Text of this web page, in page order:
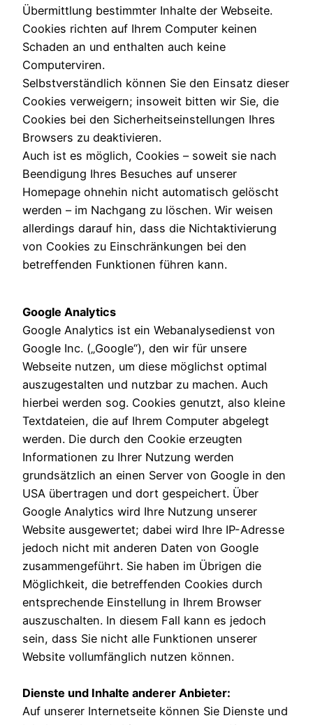
Übermittlung bestimmter Inhalte der Webseite.
Cookies richten auf Ihrem Computer keinen
Schaden an und enthalten auch keine
Computerviren.
Selbstverständlich können Sie den Einsatz dieser
Cookies verweigern; insoweit bitten wir Sie, die
Cookies bei den Sicherheitseinstellungen Ihres
Browsers zu deaktivieren.
Auch ist es möglich, Cookies – soweit sie nach
Beendigung Ihres Besuches auf unserer
Homepage ohnehin nicht automatisch gelöscht
werden – im Nachgang zu löschen. Wir weisen
allerdings darauf hin, dass die Nichtaktivierung
von Cookies zu Einschränkungen bei den
betreffenden Funktionen führen kann.
Google Analytics
Google Analytics ist ein Webanalysedienst von
Google Inc. („Google“), den wir für unsere
Webseite nutzen, um diese möglichst optimal
auszugestalten und nutzbar zu machen. Auch
hierbei werden sog. Cookies genutzt, also kleine
Textdateien, die auf Ihrem Computer abgelegt
werden. Die durch den Cookie erzeugten
Informationen zu Ihrer Nutzung werden
grundsätzlich an einen Server von Google in den
USA übertragen und dort gespeichert. Über
Google Analytics wird Ihre Nutzung unserer
Website ausgewertet; dabei wird Ihre IP-Adresse
jedoch nicht mit anderen Daten von Google
zusammengeführt. Sie haben im Übrigen die
Möglichkeit, die betreffenden Cookies durch
entsprechende Einstellung in Ihrem Browser
auszuschalten. In diesem Fall kann es jedoch
sein, dass Sie nicht alle Funktionen unserer
Website vollumfänglich nutzen können.
Dienste und Inhalte anderer Anbieter:
Auf unserer Internetseite können Sie Dienste und